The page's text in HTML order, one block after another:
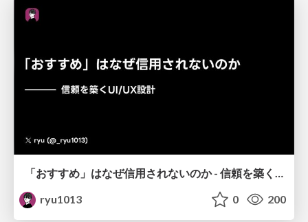
「おすすめ」はなぜ信用されないのか - 信頼を築くUI/UX設計
ryu1013
0 200